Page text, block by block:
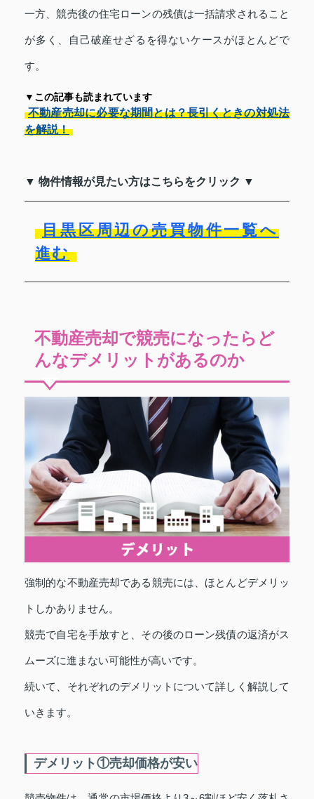
一方、競売後の住宅ローンの残債は一括請求されること
が多く、自己破産せざるを得ないケースがほとんどで
す。
▼この記事も読まれています
不動産売却に必要な期間とは？長引くときの対処法
を解説！
▼ 物件情報が見たい方はこちらをクリック ▼
目黒区周辺の売買物件一覧へ
進む
不動産売却で競売になったらど
んなデメリットがあるのか
強制的な不動産売却である競売には、ほとんどデメリッ
トしかありません。
競売で自宅を手放すと、その後のローン残債の返済がス
ムーズに進まない可能性が高いです。
続いて、それぞれのデメリットについて詳しく解説して
いきます。
デメリット①売却価格が安い